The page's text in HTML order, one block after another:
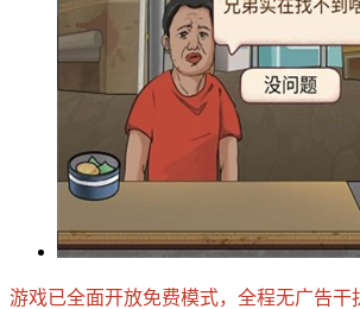
游戏已全面开放免费模式，全程无广告干